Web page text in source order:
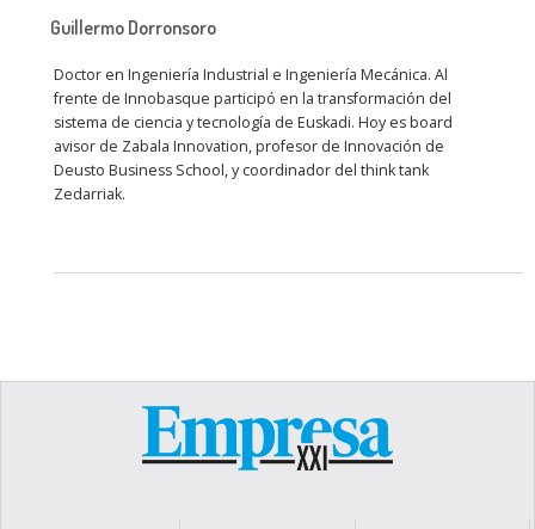
Guillermo Dorronsoro
Doctor en Ingeniería Industrial e Ingeniería Mecánica. Al
frente de Innobasque participó en la transformación del
sistema de ciencia y tecnología de Euskadi. Hoy es board
avisor de Zabala Innovation, profesor de Innovación de
Deusto Business School, y coordinador del think tank
Zedarriak.